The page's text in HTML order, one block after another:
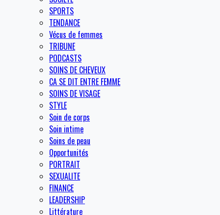
SPORTS
TENDANCE
Vécus de femmes
TRIBUNE
PODCASTS
SOINS DE CHEVEUX
CA SE DIT ENTRE FEMME
SOINS DE VISAGE
STYLE
Soin de corps
Soin intime
Soins de peau
Opportunités
PORTRAIT
SEXUALITE
FINANCE
LEADERSHIP
Littérature